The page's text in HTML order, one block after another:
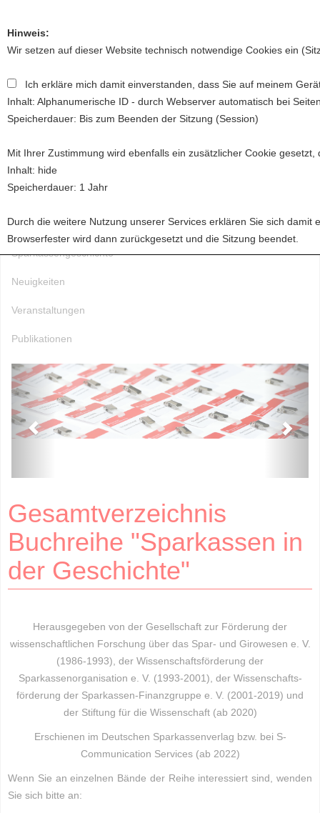
Hinweis:
Wir setzen auf dieser Website technisch notwendige Cookies ein
Ich erkläre mich damit einverstanden, dass Sie auf meinem
Inhalt: Alphanumerische ID - durch Webserver automatisch bei
Speicherdauer: Bis zum Beenden der Sitzung (Session)
Mit Ihrer Zustimmung wird ebenfalls ein zusätzlicher Cookie
Inhalt: hide
Speicherdauer: 1 Jahr
Durch die weitere Nutzung unserer Services erklären Sie sich
Browserfester wird dann zurückgesetzt und die Sitzung beendet.
Startseite
Über uns
Förderung
Sparkassengeschichte
Neuigkeiten
Veranstaltungen
Publikationen
Gesamtverzeichnis
Buchreihe "Sparkassen in
der Geschichte"
Herausgegeben von der Gesellschaft zur Förderung der
wissenschaftlichen For­schung über das Spar- und Girowesen e. V.
(1986-1993), der Wissenschafts­för­derung der
Sparkassenorganisation e. V. (1993-2001), der Wissenschafts­
förderung der Spar­kassen-Finanzgruppe e. V. (2001-2019) und
der Stiftung für die Wissenschaft (ab 2020)
Erschienen im Deutschen Sparkassenverlag bzw. bei S-
Communication Services (ab 2022)
Wenn Sie an einzelnen Bände der Reihe interessiert sind, wenden
Sie sich bitte an: